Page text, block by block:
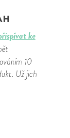
ke
10
Už jich